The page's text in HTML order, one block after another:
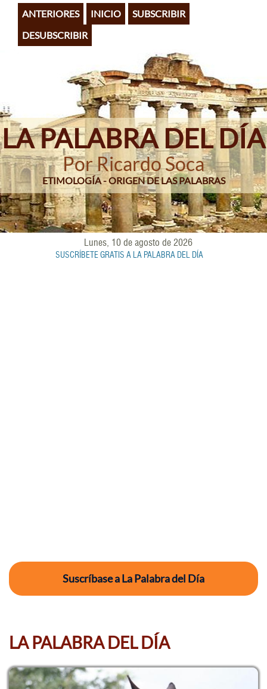
Pasar
contenido
principal
ANTERIORES INICIO
SUBSCRIBIR
DESUBSCRIBIR
LA PALABRA DEL DÍA
Por Ricardo Soca
ETIMOLOGÍA - ORIGEN DE LAS PALABRAS
Lunes, 10 de agosto de 2026
SUSCRÍBETE GRATIS A LA PALABRA DEL DÍA
Suscríbase a La Palabra del Día
LA PALABRA DEL DÍA